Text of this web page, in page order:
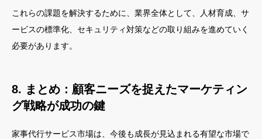
これらの課題を解決するために、業界全体として、人材育成、サ
ービスの標準化、セキュリティ対策などの取り組みを進めていく
必要があります。
8. まとめ：顧客ニーズを捉えたマーケティン
グ戦略が成功の鍵
家事代行サービス市場は、今後も成長が見込まれる有望な市場で